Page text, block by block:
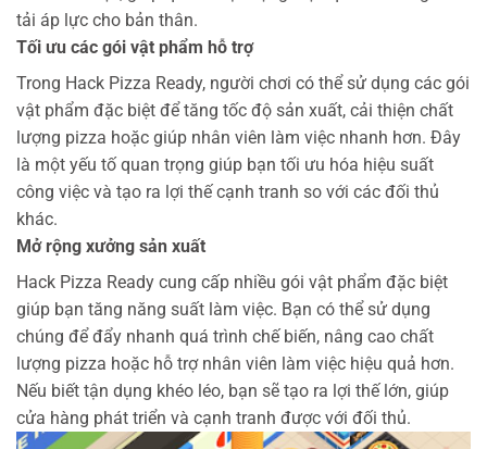
tải áp lực cho bản thân.
Tối ưu các gói vật phẩm hỗ trợ
Trong Hack Pizza Ready, người chơi có thể sử dụng các gói
vật phẩm đặc biệt để tăng tốc độ sản xuất, cải thiện chất
lượng pizza hoặc giúp nhân viên làm việc nhanh hơn. Đây
là một yếu tố quan trọng giúp bạn tối ưu hóa hiệu suất
công việc và tạo ra lợi thế cạnh tranh so với các đối thủ
khác.
Mở rộng xưởng sản xuất
Hack Pizza Ready cung cấp nhiều gói vật phẩm đặc biệt
giúp bạn tăng năng suất làm việc. Bạn có thể sử dụng
chúng để đẩy nhanh quá trình chế biến, nâng cao chất
lượng pizza hoặc hỗ trợ nhân viên làm việc hiệu quả hơn.
Nếu biết tận dụng khéo léo, bạn sẽ tạo ra lợi thế lớn, giúp
cửa hàng phát triển và cạnh tranh được với đối thủ.